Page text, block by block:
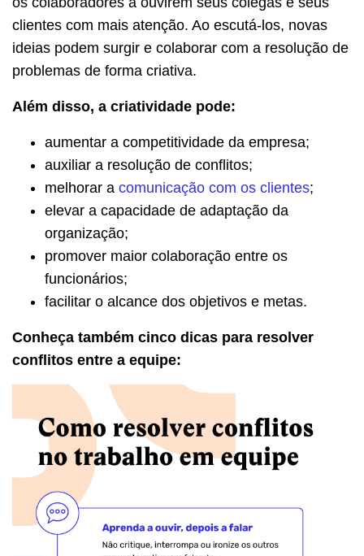
clientes com mais atenção. Ao escutá-los, novas
ideias podem surgir e colaborar com a resolução de
problemas de forma criativa.
Além disso, a criatividade pode:
aumentar a competitividade da empresa;
auxiliar a resolução de conflitos;
melhorar a comunicação com os clientes;
elevar a capacidade de adaptação da
organização;
promover maior colaboração entre os
funcionários;
facilitar o alcance dos objetivos e metas.
Conheça também cinco dicas para resolver
conflitos entre a equipe: